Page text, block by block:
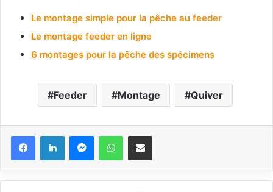
Le montage simple pour la pêche au feeder
Le montage feeder en ligne
6 montages pour la pêche des spécimens
Feeder Montage Quiver